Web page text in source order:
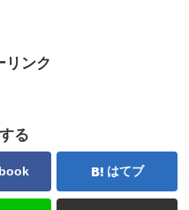
リンク
る
はてブ